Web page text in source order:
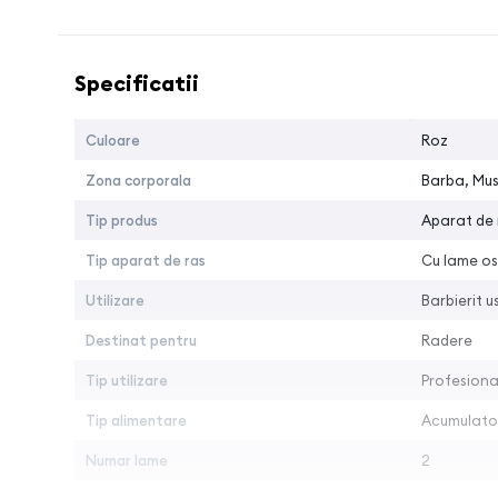
Instructiuni de utilizare:
Folositi acest aparat de mare precizie si de inalta
Conectati aparatul la o priza de 220-240V CA sau
Aparatul a fost incarcat in fabrica. Este indicat
Pentru a-l opri, comutati butonul in pozitia initiala
Opriti masina de tuns imediat dupa utilizare
Instructiuni pentru intretinerea aparatului:
Pentru a pastra aparatul intr-o stare optima de
Ungerea masinii: Aplicati o cantitate foarte mica de
Folositi produse adecvate pentru curatarea si
Specificatii
Culoare Roz
Zona corporala Barba,
Tip produs Aparat de
Tip aparat de ras Cu lame
Utilizare Barbierit
Destinat pentru Radere
Tip utilizare
Tip alimentare
Numar lame 2